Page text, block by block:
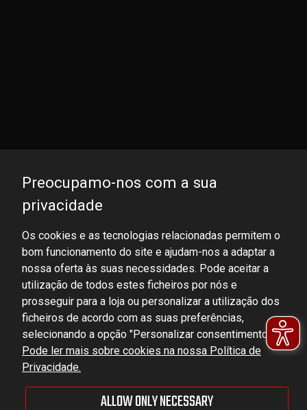
DOMINATOR GROUP Sp. z o.o.
Ludowa 59, 43-514 Kaniów, POLAND
VAT ID No.: 6521751083
dominator@dominator.pl
© Copyright 2022 | Dominator Group Sp. z o. o.
Preocupamo-nos com a sua
privacidade
Os cookies e as tecnologias relacionadas permitem o
bom funcionamento do site e ajudam-nos a adaptar a
nossa oferta às suas necessidades. Pode aceitar a
utilização de todos estes ficheiros por nós e
prosseguir para a loja ou personalizar a utilização dos
ficheiros de acordo com as suas preferências,
selecionando a opção "Personalizar consentimentos".
Pode ler mais sobre cookies na nossa Política de
Privacidade.
ALLOW ONLY NECESSARY